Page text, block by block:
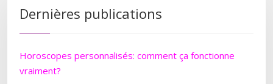
Dernières publications
Horoscopes personnalisés: comment ça fonctionne
vraiment?